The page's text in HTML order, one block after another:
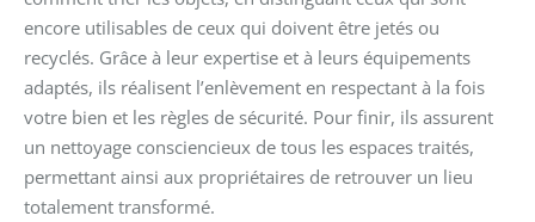
encore utilisables de ceux qui doivent être jetés ou
recyclés. Grâce à leur expertise et à leurs équipements
adaptés, ils réalisent l’enlèvement en respectant à la fois
votre bien et les règles de sécurité. Pour finir, ils assurent
un nettoyage consciencieux de tous les espaces traités,
permettant ainsi aux propriétaires de retrouver un lieu
totalement transformé.